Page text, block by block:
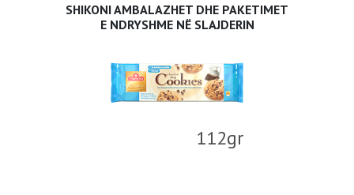
SHIKONI AMBALAZHET DHE PAKETIMET
E NDRYSHME NË SLAJDERIN
112gr